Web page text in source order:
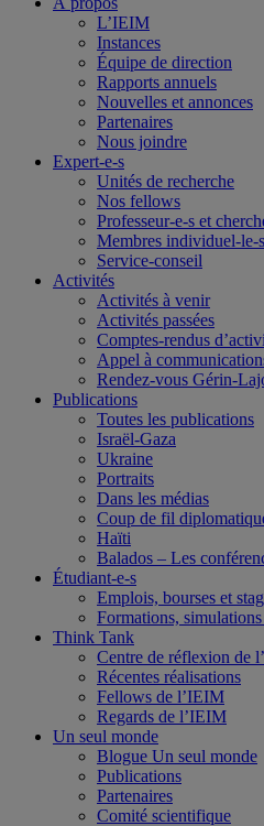
L’IEIM
Instances
Équipe de direction
Rapports annuels
Nouvelles et annonces
Partenaires
Nous joindre
Expert-e-s
Unités de recherche
Nos fellows
Professeur-e-s et
Membres individuel-le-s
Service-conseil
Activités
Activités à venir
Activités passées
Comptes-rendus
Appel à
Rendez-vous Gérin-
Publications
Toutes les publications
Israël-Gaza
Ukraine
Portraits
Dans les médias
Coup de fil
Haïti
Balados – Les
Étudiant-e-s
Emplois, bourses et
Formations, simulations
Think Tank
Centre de réflexion de
Récentes réalisations
Fellows de l’IEIM
Regards de l’IEIM
Un seul monde
Blogue Un seul monde
Publications
Partenaires
Comité scientifique